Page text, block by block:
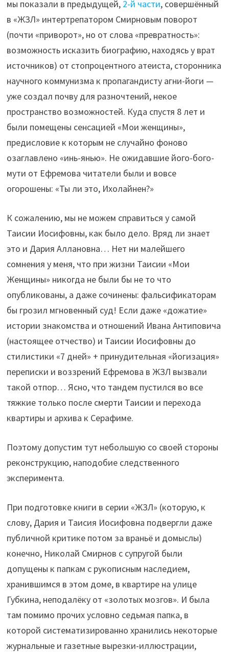
мы показали в предыдущей, 2-й части, совершённый
в «ЖЗЛ» интертрепатором Смирновым поворот
(почти «приворот», но от слова «превратность»:
возможность исказить биографию, находясь у врат
источников) от стопроцентного атеиста, сторонника
научного коммунизма к пропагандисту агни-йоги —
уже создал почву для разночтений, некое
пространство возможностей. Куда спустя 8 лет и
были помещены сенсацией «Мои женщины»,
предисловие к которым не случайно фоново
озаглавлено «инь-янью». Не ожидавшие його-бого-
мути от Ефремова читатели были и вовсе
огорошены: «Ты ли это, Ихолайнен?»
К сожалению, мы не можем справиться у самой
Таисии Иосифовны, как было дело. Вряд ли знает
это и Дария Аллановна… Нет ни малейшего
сомнения у меня, что при жизни Таисии «Мои
Женщины» никогда не были бы не то что
опубликованы, а даже сочинены: фальсификаторам
бы грозил мгновенный суд! Если даже «дожатие»
истории знакомства и отношений Ивана Антиповича
(настоящее отчество) и Таисии Иосифовны до
стилистики «7 дней» + принудительная «йогизация»
переписки и воззрений Ефремова в ЖЗЛ вызвали
такой отпор… Ясно, что тандем пустился во все
тяжкие только после смерти Таисии и перехода
квартиры и архива к Серафиме.
Поэтому допустим тут небольшую со своей стороны
реконструкцию, наподобие следственного
эксперимента.
При подготовке книги в серии «ЖЗЛ» (которую, к
слову, Дария и Таисия Иосифовна подвергли даже
публичной критике потом за враньё и домыслы)
конечно, Николай Смирнов с супругой были
допущены к папкам с рукописным наследием,
хранившимся в этом доме, в квартире на улице
Губкина, неподалёку от «золотых мозгов». И была
там помимо прочих условно седьмая папка, в
которой систематизированно хранились некоторые
журнальные и газетные вырезки-иллюстрации,